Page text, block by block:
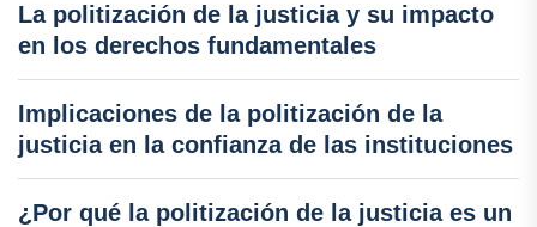
La politización de la justicia y su impacto
en los derechos fundamentales
Implicaciones de la politización de la
justicia en la confianza de las instituciones
¿Por qué la politización de la justicia es un